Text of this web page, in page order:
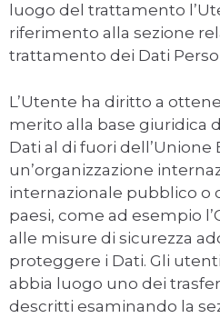
luogo del trattamento
riferimento alla sezione
trattamento dei Dati
L’Utente ha diritto a
merito alla base giuridica
Dati al di fuori dell’Unione
un’organizzazione
internazionale pubblico o
paesi, come ad esempio
alle misure di sicurezza
proteggere i Dati. Gli
abbia luogo uno dei
descritti esaminando la